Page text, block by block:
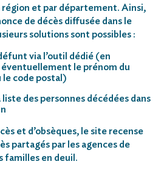
région et par département. Ainsi,
de décès diffusée dans le
solutions sont possibles :
via l’outil dédié (en
le prénom du
code postal)
liste des personnes décédées dans
et d’obsèques, le site recense
partagés par les agences de
familles en deuil.